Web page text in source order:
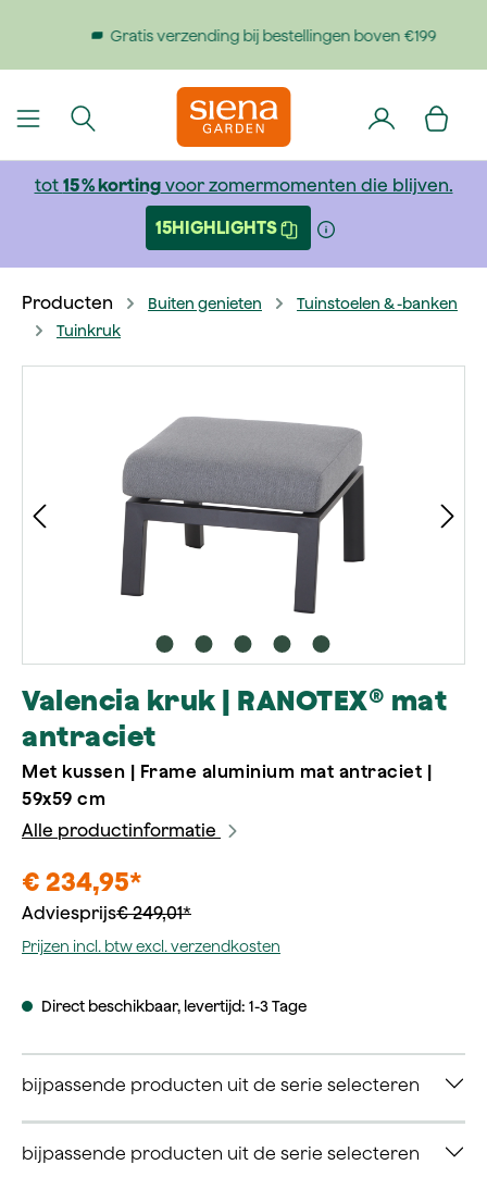
Gratis verzending bij bestellingen boven €199
tot 15 % kortingvoor zomermomenten die blijven.
15HIGHLIGHTS
Producten Buiten genieten
Tuinstoelen & -banken
Tuinkruk
Valencia kruk | RANOTEX® mat
antraciet
Met kussen | Frame aluminium mat antraciet |
59x59 cm
Alle productinformatie
€ 234,95*
Adviesprijs€ 249,01*
Prijzen incl. btw excl. verzendkosten
Direct beschikbaar, levertijd: 1-3 Tage
bijpassende producten uit de serie selecteren
bijpassende producten uit de serie selecteren